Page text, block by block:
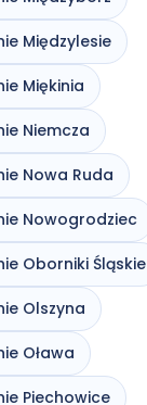
Międzylesie
Miękinia
Niemcza
Nowa Ruda
Nowogrodziec
Oborniki Śląskie
Olszyna
Oława
Piechowice